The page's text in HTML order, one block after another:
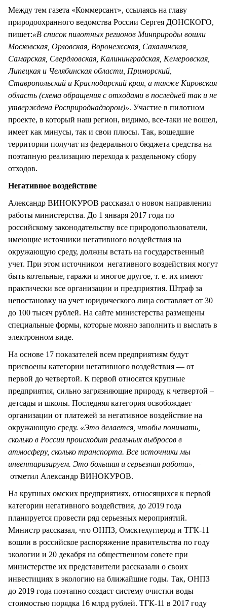
Между тем газета «Коммерсант», ссылаясь на главу
природоохранного ведомства России Сергея ДОНСКОГО,
пишет:«В список пилотных регионов Минприроды вошли
Московская, Орловская, Воронежская, Сахалинская,
Самарская, Свердловская, Калининградская, Кемеровская,
Липецкая и Челябинская области, Приморский,
Ставропольский и Краснодарский края, а также Кировская
область (схема обращения с отходами в последней так и не
утверждена Росприроднадзором)». Участие в пилотном
проекте, в который наш регион, видимо, все-таки не вошел,
имеет как минусы, так и свои плюсы. Так, вошедшие
территории получат из федерального бюджета средства на
поэтапную реализацию перехода к раздельному сбору
отходов.
Негативное воздействие
Александр ВИНОКУРОВ рассказал о новом направлении
работы министерства. До 1 января 2017 года по
российскому законодательству все природопользователи,
имеющие источники негативного воздействия на
окружающую среду, должны встать на государственный
учет. При этом источником негативного воздействия могут
быть котельные, гаражи и многое другое, т. е. их имеют
практически все организации и предприятия. Штраф за
непостановку на учет юридического лица составляет от 30
до 100 тысяч рублей. На сайте министерства размещены
специальные формы, которые можно заполнить и выслать в
электронном виде.
На основе 17 показателей всем предприятиям будут
присвоены категории негативного воздействия — от
первой до четвертой. К первой относятся крупные
предприятия, сильно загрязняющие природу, к четвертой –
детсады и школы. Последняя категория освобождает
организации от платежей за негативное воздействие на
окружающую среду. «Это делается, чтобы понимать,
сколько в России происходит реальных выбросов в
атмосферу, сколько транспорта. Все источники мы
инвентаризируем. Это большая и серьезная работа», –
отметил Александр ВИНОКУРОВ.
На крупных омских предприятиях, относящихся к первой
категории негативного воздействия, до 2019 года
планируется провести ряд серьезных мероприятий.
Министр рассказал, что ОНПЗ, Омсктехуглерод и ТГК-11
вошли в российское распоряжение правительства по году
экологии и 20 декабря на общественном совете при
министерстве их представители рассказали о своих
инвестициях в экологию на ближайшие годы. Так, ОНПЗ
до 2019 года поэтапно создаст систему очистки воды
стоимостью порядка 16 млрд рублей. ТГК-11 в 2017 году